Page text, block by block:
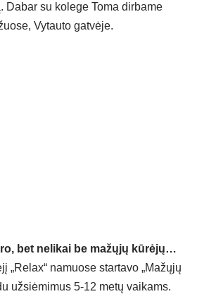
Dabar su kolege Toma dirbame
Vytauto gatvėje.
bet nelikai be mažųjų kūrėjų…
„Relax“ namuose startavo „Mažųjų
užsiėmimus 5-12 metų vaikams.